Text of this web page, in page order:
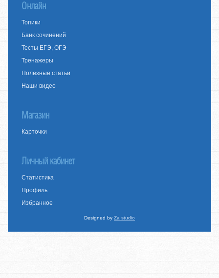
Онлайн
Топики
Банк сочинений
Тесты ЕГЭ, ОГЭ
Тренажеры
Полезные статьи
Наши видео
Магазин
Карточки
Личный кабинет
Статистика
Профиль
Избранное
Designed by Za studio